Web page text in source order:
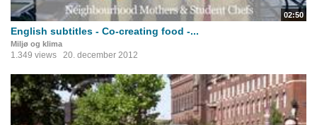
02:50
English subtitles - Co-creating food -...
Miljø og klima
1.349 views 20. december 2012